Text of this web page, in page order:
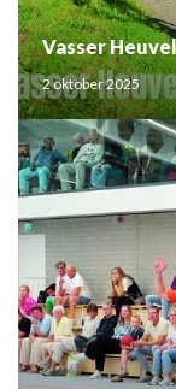
2 oktober 2025